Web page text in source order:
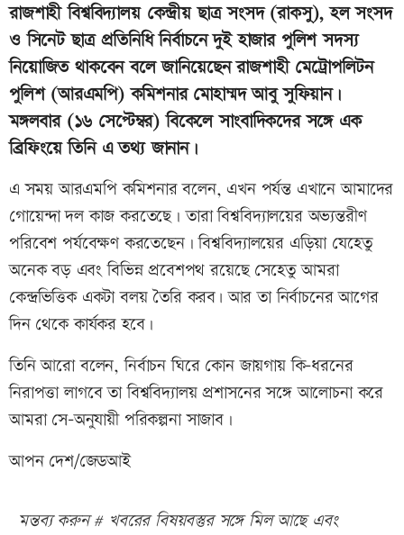
রাজশাহী বিশ্ববিদ্যালয় কেন্দ্রীয় ছাত্র সংসদ (রাকসু), হল সংসদ
ও সিনেট ছাত্র প্রতিনিধি নির্বাচনে দুই হাজার পুলিশ সদস্য
নিয়োজিত থাকবেন বলে জানিয়েছেন রাজশাহী মেট্রোপলিটন
পুলিশ (আরএমপি) কমিশনার মোহাম্মদ আবু সুফিয়ান।
মঙ্গলবার (১৬ সেপ্টেম্বর) বিকেলে সাংবাদিকদের সঙ্গে এক
ব্রিফিংয়ে তিনি এ তথ্য জানান।
এ সময় আরএমপি কমিশনার বলেন, এখন পর্যন্ত এখানে আমাদের
গোয়েন্দা দল কাজ করতেছে। তারা বিশ্ববিদ্যালয়ের অভ্যন্তরীণ
পরিবেশ পর্যবেক্ষণ করতেছেন। বিশ্ববিদ্যালয়ের এড়িয়া যেহেতু
অনেক বড় এবং বিভিন্ন প্রবেশপথ রয়েছে সেহেতু আমরা
কেন্দ্রভিত্তিক একটা বলয় তৈরি করব৷ আর তা নির্বাচনের আগের
দিন থেকে কার্যকর হবে।
তিনি আরো বলেন, নির্বাচন ঘিরে কোন জায়গায় কি-ধরনের
নিরাপত্তা লাগবে তা বিশ্ববিদ্যালয় প্রশাসনের সঙ্গে আলোচনা করে
আমরা সে-অনুযায়ী পরিকল্পনা সাজাব।
আপন দেশ/জেডআই
মন্তব্য করুন # খবরের বিষয়বস্তুর সঙ্গে মিল আছে এবং